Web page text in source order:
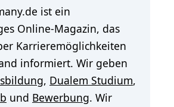
ist ein
Online-Magazin, das
Karrieremöglichkeiten
informiert. Wir geben
, Dualem Studium,
und Bewerbung. Wir